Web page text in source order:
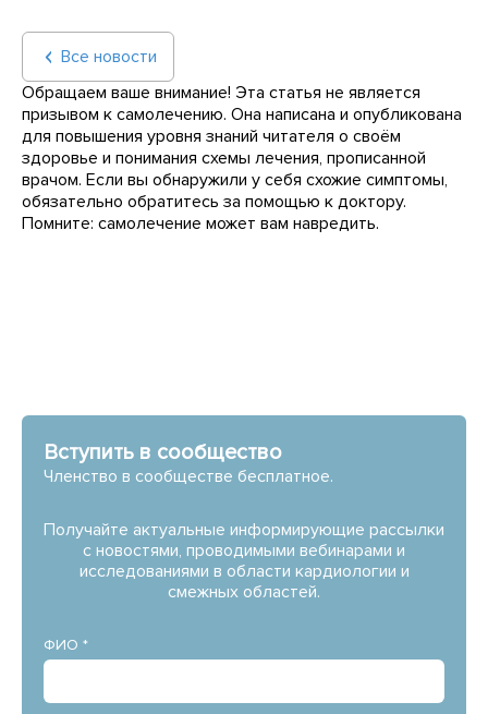
Все новости
Обращаем ваше внимание! Эта статья не является
призывом к самолечению. Она написана и опубликована
для повышения уровня знаний читателя о своём
здоровье и понимания схемы лечения, прописанной
врачом. Если вы обнаружили у себя схожие симптомы,
обязательно обратитесь за помощью к доктору.
Помните: самолечение может вам навредить.
Вступить в сообщество
Членство в сообществе бесплатное.
Получайте актуальные информирующие рассылки
с новостями, проводимыми вебинарами и
исследованиями в области кардиологии и
смежных областей.
ФИО *